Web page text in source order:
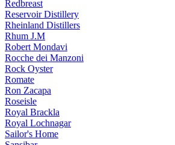
Redbreast
Reservoir Distillery
Rheinland Distillers
Rhum J.M
Robert Mondavi
Rocche dei Manzoni
Rock Oyster
Romate
Ron Zacapa
Roseisle
Royal Brackla
Royal Lochnagar
Sailor's Home